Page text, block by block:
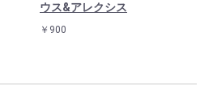
ウス&アレクシス
￥900